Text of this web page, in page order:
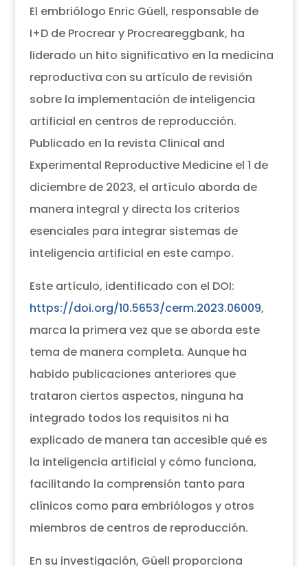
El embriólogo Enric Güell, responsable de
I+D de Procrear y Procreareggbank, ha
liderado un hito significativo en la medicina
reproductiva con su artículo de revisión
sobre la implementación de inteligencia
artificial en centros de reproducción.
Publicado en la revista Clinical and
Experimental Reproductive Medicine el 1 de
diciembre de 2023, el artículo aborda de
manera integral y directa los criterios
esenciales para integrar sistemas de
inteligencia artificial en este campo.
Este artículo, identificado con el DOI:
https://doi.org/10.5653/cerm.2023.06009,
marca la primera vez que se aborda este
tema de manera completa. Aunque ha
habido publicaciones anteriores que
trataron ciertos aspectos, ninguna ha
integrado todos los requisitos ni ha
explicado de manera tan accesible qué es
la inteligencia artificial y cómo funciona,
facilitando la comprensión tanto para
clínicos como para embriólogos y otros
miembros de centros de reproducción.
En su investigación, Güell proporciona